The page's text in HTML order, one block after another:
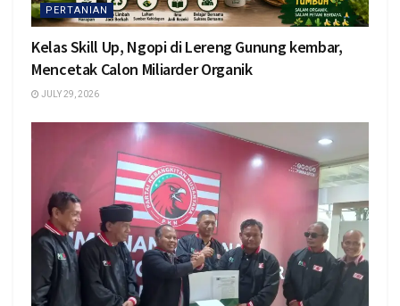
PERTANIAN
Kelas Skill Up, Ngopi di Lereng Gunung kembar,
Mencetak Calon Miliarder Organik
JULY 29, 2026